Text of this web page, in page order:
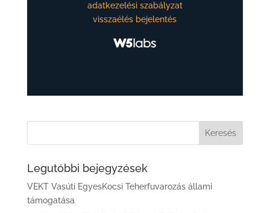
adatkezelési szabályzat
visszaélés bejelentés
Legutóbbi bejegyzések
VEKT Vasúti EgyesKocsi Teherfuvarozás állami
támogatása